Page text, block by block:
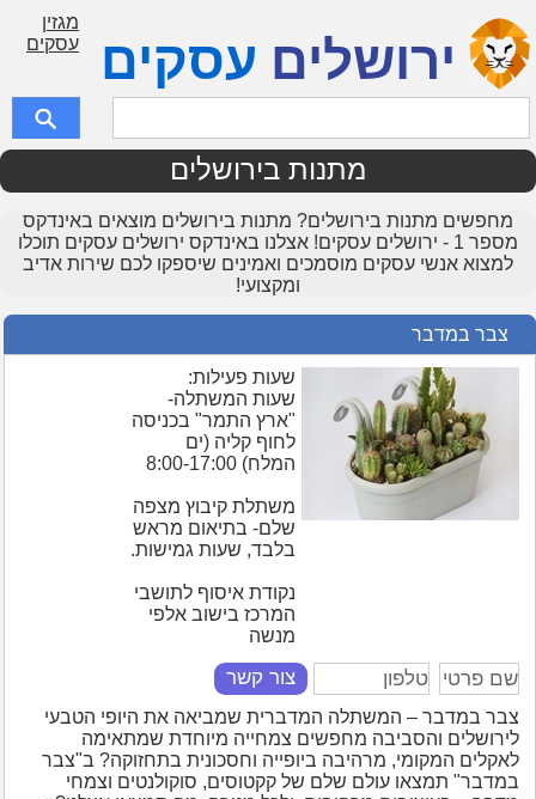
ירושלים עסקים
מגזין
עסקים
מתנות בירושלים
מחפשים מתנות בירושלים? מתנות בירושלים מוצאים באינדקס
מספר 1 - ירושלים עסקים! אצלנו באינדקס ירושלים עסקים תוכלו
למצוא אנשי עסקים מוסמכים ואמינים שיספקו לכם שירות אדיב
ומקצועי!
צבר במדבר
שעות פעילות:
שעות המשתלה-
"ארץ התמר" בכניסה
לחוף קליה (ים
המלח) 8:00-17:00
משתלת קיבוץ מצפה
שלם- בתיאום מראש
בלבד, שעות גמישות.
נקודת איסוף לתושבי
המרכז בישוב אלפי
מנשה
צור קשר
צבר במדבר – המשתלה המדברית שמביאה את היופי הטבעי
לירושלים והסביבה מחפשים צמחייה מיוחדת שמתאימה
לאקלים המקומי, מרהיבה ביופייה וחסכונית בתחזוקה? ב"צבר
במדבר" תמצאו עולם שלם של קקטוסים, סוקולנטים וצמחי